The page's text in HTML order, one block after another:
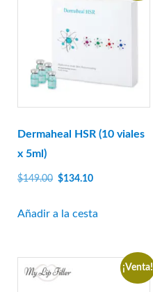
Dermaheal HSR (10 viales
x 5ml)
$149.00 El
original
$134.10
actual
Añadir a la cesta
¡Venta!
FABRICANTES
Biotecnología
caregen
Biografía de CG
Médico Dongbang